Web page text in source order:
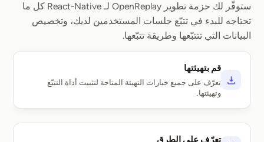
حزمة تطوير React Native
ستوفّر لك حزمة تطوير OpenReplay لـ React-Native كل ما
تحتاجه للبدء في تتبّع جلسات المستخدمين لديك، وتخصيص
البيانات التي تتتبّعها وطريقة تتبّعها.
قم بتهيئتها
تعرّف على جميع خيارات التهيئة المتاحة لتثبيت أداة التتبّع
وتهيئتها.
تعرّف على الطرق